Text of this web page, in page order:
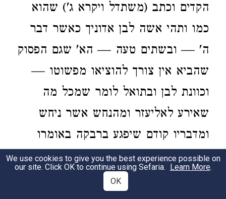
הקדים וכתב (משתדל ויקרא ג') שהוא
כמו ותהי אשה לבן אדוניך כאשר דבר
ה' — ובשתים טעה — הא' שגם הפסוק
שהביא אין צורך להוציאו מפשוטו —
וכוונת לבן ובתואל לומר שמכל מה
שאירע לאליעזר ומהנחש אשר ניחש
ומדבריו קודם שיפגע ברבקה באומרו
היא האשה אשר הוכיח ה' לבן אדוני,
נראה כי גזרת מלך היא וכן אמרו
We use cookies to give you the best experience possible on
our site. Click OK to continue using Sefaria. Learn More.
OK